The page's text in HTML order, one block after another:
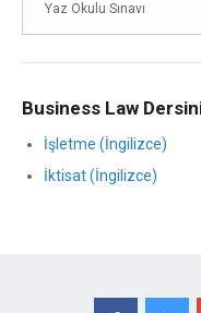
Yaz Okulu Sınavı
Business Law
İşletme (İngilizce)
İktisat (İngilizce)